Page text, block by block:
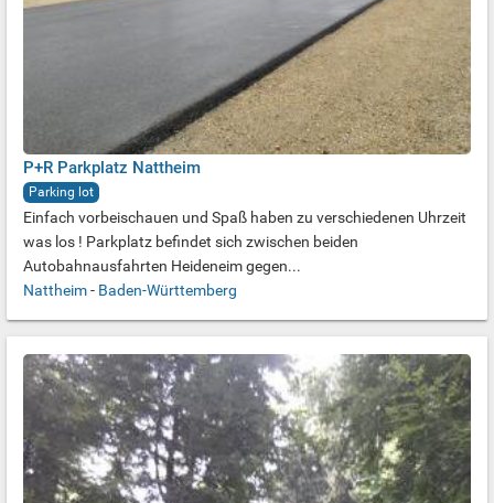
P+R Parkplatz Nattheim
Parking lot
Einfach vorbeischauen und Spaß haben zu verschiedenen Uhrzeit
was los ! Parkplatz befindet sich zwischen beiden
Autobahnausfahrten Heideneim gegen...
Nattheim- Baden-Württemberg